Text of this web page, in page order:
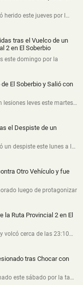
herido este jueves por l…
tras el Vuelco de un
2 en El Soberbio
este domingo por la
El Soberbio y Salió con
lesiones leves este martes…
el Despiste de un
un despiste este lunes a l…
Otro Vehículo y fue
luego de protagonizar
la Ruta Provincial 2 en El
volcó cerca de las 23:10…
tras Chocar con
este sábado por la ta…